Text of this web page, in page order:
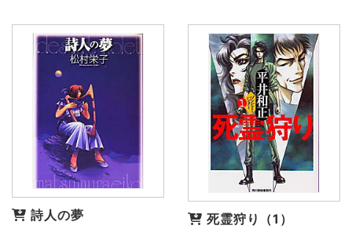
詩人の夢 死霊狩り（1）